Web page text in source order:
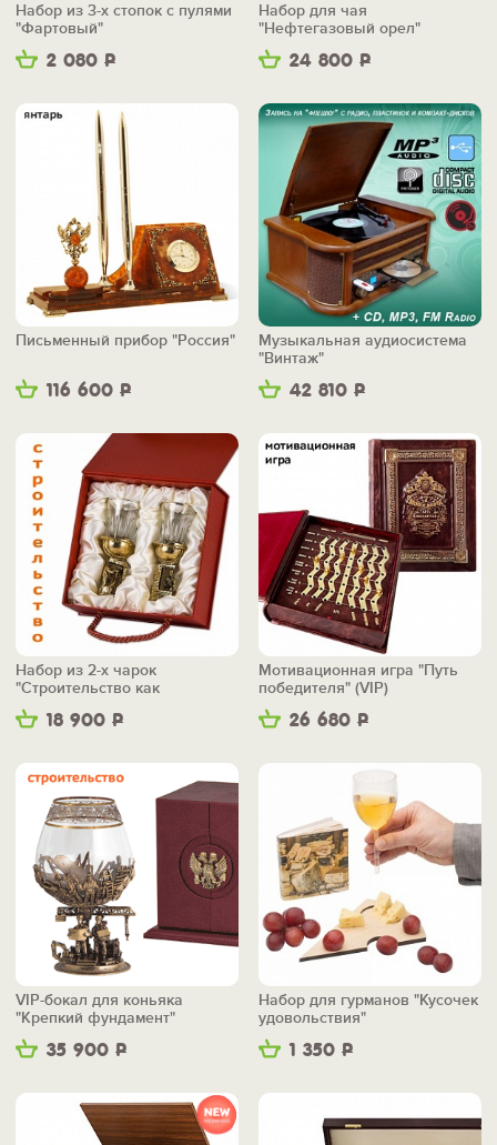
2 080 Р
Набор из 3-х стопок с пулями
"Фартовый"
24 800 Р
Набор для чая
"Нефтегазовый орел"
116 600 Р
Письменный прибор "Россия"
42 810 Р
Музыкальная аудиосистема
"Винтаж"
18 900 Р
Набор из 2-х чарок
"Строительство как
искусство"
26 680 Р
Мотивационная игра "Путь
победителя" (VIP)
35 900 Р
VIP-бокал для коньяка
"Крепкий фундамент"
1 350 Р
Набор для гурманов "Кусочек
удовольствия"